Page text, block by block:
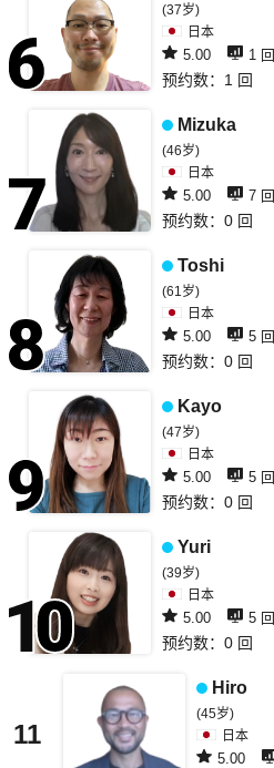
6
(37岁)
日本
5.00 1 回
预约数：1 回
7
Mizuka
(46岁)
日本
5.00 7 回
预约数：0 回
8
Toshi
(61岁)
日本
5.00 5 回
预约数：0 回
9
Kayo
(47岁)
日本
5.00 5 回
预约数：0 回
10
Yuri
(39岁)
日本
5.00 5 回
预约数：0 回
11
Hiro
(45岁)
日本
5.00